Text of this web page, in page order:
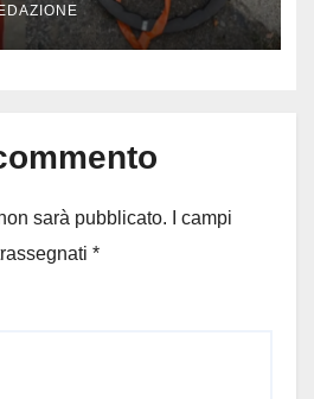
choc di un
sarà pubblicato.
I campi
*